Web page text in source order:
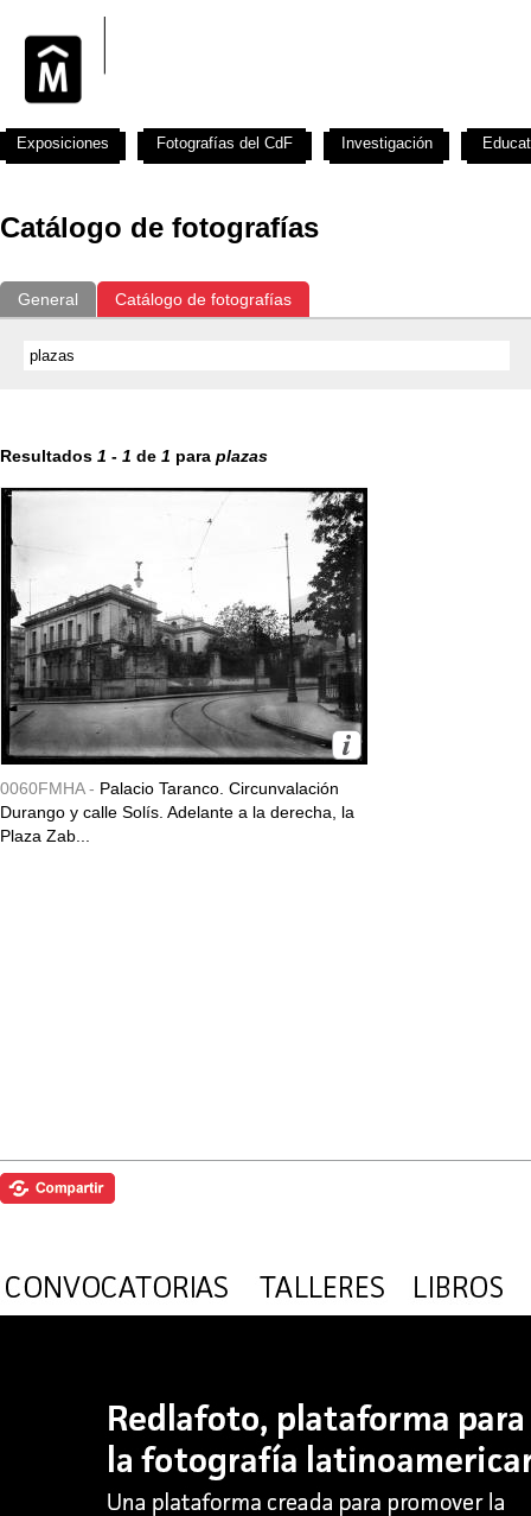
Catálogo de fotografías
General Catálogo de fotografías
Resultados 1 - 1 de 1 para plazas
0060FMHA - Palacio Taranco. Circunvalación
Durango y calle Solís. Adelante a la derecha, la
Plaza Zab...
Exposiciones Fotografías del CdF Investigación